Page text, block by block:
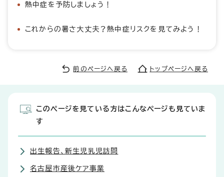
熱中症を予防しましょう！
これからの暑さ大丈夫？熱中症リスクを見てみよう！
前のページへ戻る トップページへ戻る
このページを見ている方はこんなページも見ていま
す
出生報告、新生児乳児訪問
名古屋市産後ケア事業